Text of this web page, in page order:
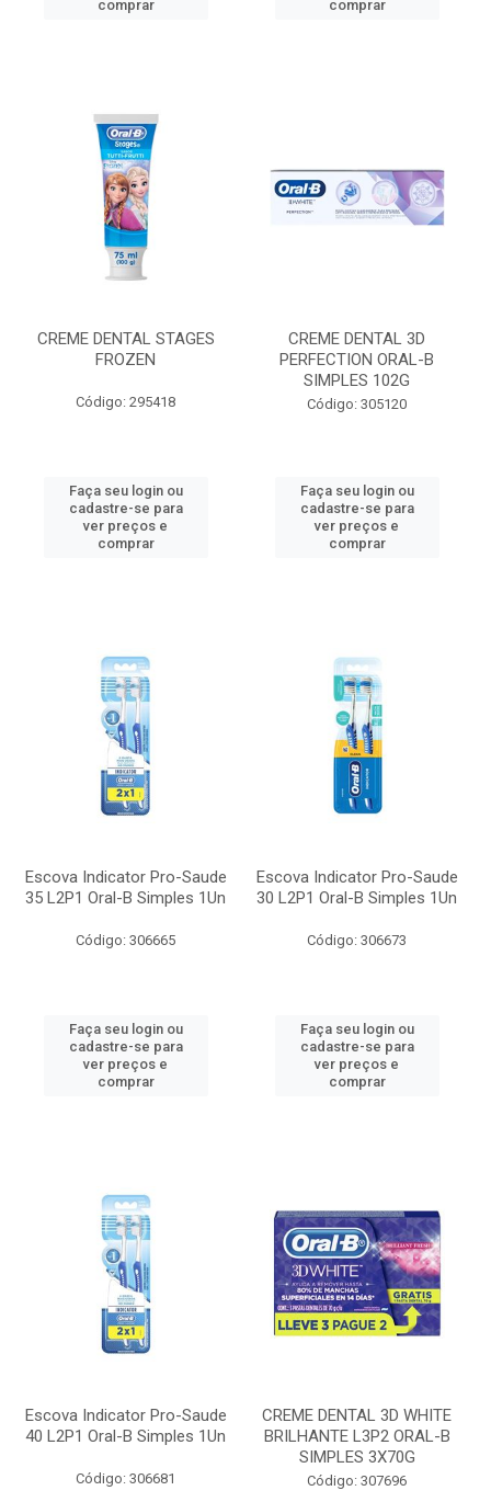
comprar comprar
CREME DENTAL STAGES
FROZEN
Código: 295418
Faça seu login ou
cadastre-se para
ver preços e
comprar
CREME DENTAL 3D
PERFECTION ORAL-B
SIMPLES 102G
Código: 305120
Faça seu login ou
cadastre-se para
ver preços e
comprar
Escova Indicator Pro-Saude
35 L2P1 Oral-B Simples 1Un
Código: 306665
Faça seu login ou
cadastre-se para
ver preços e
comprar
Escova Indicator Pro-Saude
30 L2P1 Oral-B Simples 1Un
Código: 306673
Faça seu login ou
cadastre-se para
ver preços e
comprar
Escova Indicator Pro-Saude
40 L2P1 Oral-B Simples 1Un
Código: 306681
CREME DENTAL 3D WHITE
BRILHANTE L3P2 ORAL-B
SIMPLES 3X70G
Código: 307696